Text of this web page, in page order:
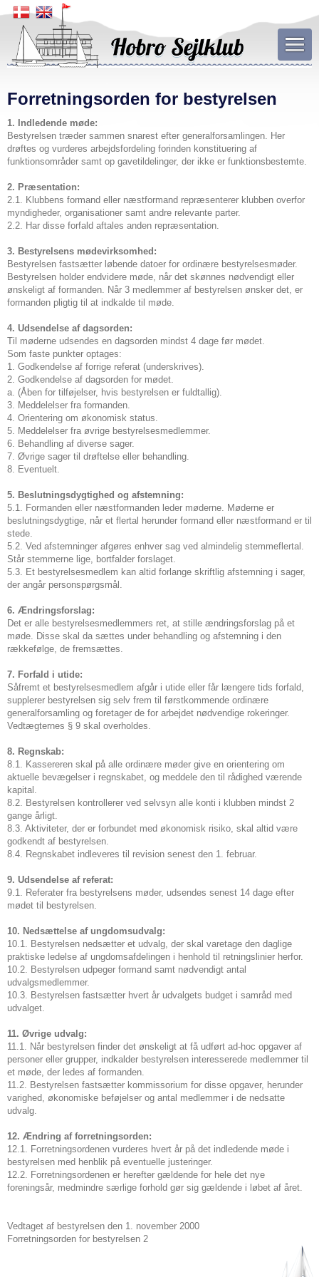
Forretningsorden for bestyrelsen
1. Indledende møde:
Bestyrelsen træder sammen snarest efter generalforsamlingen. Her
drøftes og vurderes arbejdsfordeling forinden konstituering af
funktionsområder samt op gavetildelinger, der ikke er funktionsbestemte.
2. Præsentation:
2.1. Klubbens formand eller næstformand repræsenterer klubben overfor
myndigheder, organisationer samt andre relevante parter.
2.2. Har disse forfald aftales anden repræsentation.
3. Bestyrelsens mødevirksomhed:
Bestyrelsen fastsætter løbende datoer for ordinære bestyrelsesmøder.
Bestyrelsen holder endvidere møde, når det skønnes nødvendigt eller
ønskeligt af formanden. Når 3 medlemmer af bestyrelsen ønsker det, er
formanden pligtig til at indkalde til møde.
4. Udsendelse af dagsorden:
Til møderne udsendes en dagsorden mindst 4 dage før mødet.
Som faste punkter optages:
1. Godkendelse af forrige referat (underskrives).
2. Godkendelse af dagsorden for mødet.
a. (Åben for tilføjelser, hvis bestyrelsen er fuldtallig).
3. Meddelelser fra formanden.
4. Orientering om økonomisk status.
5. Meddelelser fra øvrige bestyrelsesmedlemmer.
6. Behandling af diverse sager.
7. Øvrige sager til drøftelse eller behandling.
8. Eventuelt.
5. Beslutningsdygtighed og afstemning:
5.1. Formanden eller næstformanden leder møderne. Møderne er
beslutningsdygtige, når et flertal herunder formand eller næstformand er til
stede.
5.2. Ved afstemninger afgøres enhver sag ved almindelig stemmeflertal.
Står stemmerne lige, bortfalder forslaget.
5.3. Et bestyrelsesmedlem kan altid forlange skriftlig afstemning i sager,
der angår personspørgsmål.
6. Ændringsforslag:
Det er alle bestyrelsesmedlemmers ret, at stille ændringsforslag på et
møde. Disse skal da sættes under behandling og afstemning i den
rækkefølge, de fremsættes.
7. Forfald i utide:
Såfremt et bestyrelsesmedlem afgår i utide eller får længere tids forfald,
supplerer bestyrelsen sig selv frem til førstkommende ordinære
generalforsamling og foretager de for arbejdet nødvendige rokeringer.
Vedtægternes § 9 skal overholdes.
8. Regnskab:
8.1. Kassereren skal på alle ordinære møder give en orientering om
aktuelle bevægelser i regnskabet, og meddele den til rådighed værende
kapital.
8.2. Bestyrelsen kontrollerer ved selvsyn alle konti i klubben mindst 2
gange årligt.
8.3. Aktiviteter, der er forbundet med økonomisk risiko, skal altid være
godkendt af bestyrelsen.
8.4. Regnskabet indleveres til revision senest den 1. februar.
9. Udsendelse af referat:
9.1. Referater fra bestyrelsens møder, udsendes senest 14 dage efter
mødet til bestyrelsen.
10. Nedsættelse af ungdomsudvalg:
10.1. Bestyrelsen nedsætter et udvalg, der skal varetage den daglige
praktiske ledelse af ungdomsafdelingen i henhold til retningslinier herfor.
10.2. Bestyrelsen udpeger formand samt nødvendigt antal
udvalgsmedlemmer.
10.3. Bestyrelsen fastsætter hvert år udvalgets budget i samråd med
udvalget.
11. Øvrige udvalg:
11.1. Når bestyrelsen finder det ønskeligt at få udført ad-hoc opgaver af
personer eller grupper, indkalder bestyrelsen interesserede medlemmer til
et møde, der ledes af formanden.
11.2. Bestyrelsen fastsætter kommissorium for disse opgaver, herunder
varighed, økonomiske beføjelser og antal medlemmer i de nedsatte
udvalg.
12. Ændring af forretningsorden:
12.1. Forretningsordenen vurderes hvert år på det indledende møde i
bestyrelsen med henblik på eventuelle justeringer.
12.2. Forretningsordenen er herefter gældende for hele det nye
foreningsår, medmindre særlige forhold gør sig gældende i løbet af året.
Vedtaget af bestyrelsen den 1. november 2000
Forretningsorden for bestyrelsen 2